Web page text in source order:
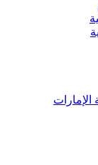
الإمارات